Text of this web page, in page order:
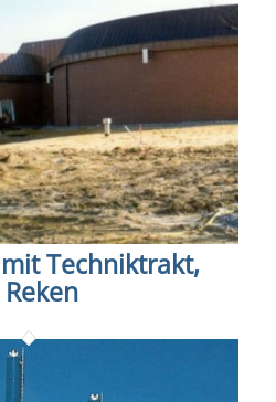
Techniktrakt,